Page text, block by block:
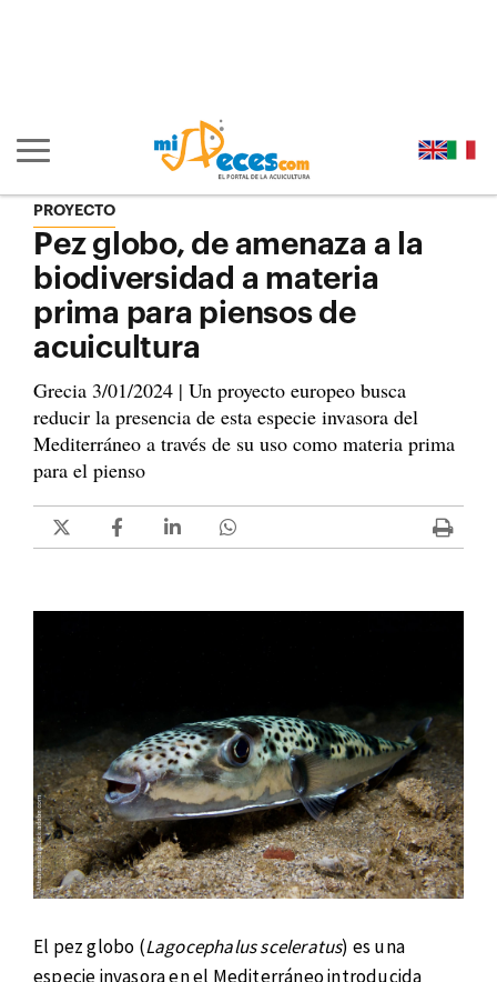
Mostrar/ocultar navegación principal
PROYECTO
Pez globo, de amenaza a la
biodiversidad a materia
prima para piensos de
acuicultura
Grecia 3/01/2024 | Un proyecto europeo busca
reducir la presencia de esta especie invasora del
Mediterráneo a través de su uso como materia prima
para el pienso
El pez globo (Lagocephalus sceleratus) es una
especie invasora en el Mediterráneo introducida